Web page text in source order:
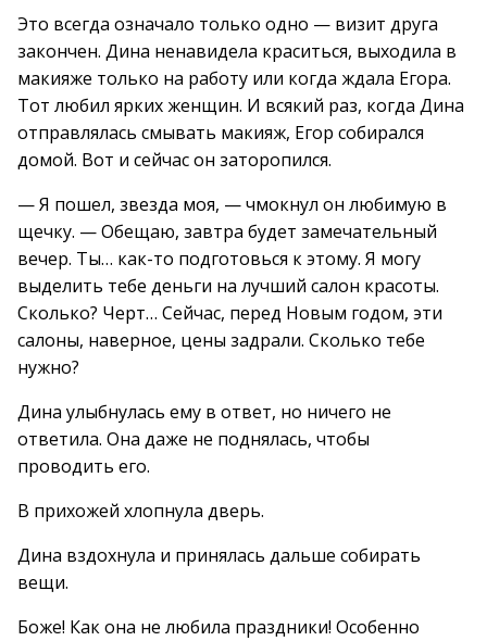
Это всегда означало только одно — визит друга
закончен. Дина ненавидела краситься, выходила в
макияже только на работу или когда ждала Егора.
Тот любил ярких женщин. И всякий раз, когда Дина
отправлялась смывать макияж, Егор собирался
домой. Вот и сейчас он заторопился.
— Я пошел, звезда моя, — чмокнул он любимую в
щечку. — Обещаю, завтра будет замечательный
вечер. Ты… как-то подготовься к этому. Я могу
выделить тебе деньги на лучший салон красоты.
Сколько? Черт… Сейчас, перед Новым годом, эти
салоны, наверное, цены задрали. Сколько тебе
нужно?
Дина улыбнулась ему в ответ, но ничего не
ответила. Она даже не поднялась, чтобы
проводить его.
В прихожей хлопнула дверь.
Дина вздохнула и принялась дальше собирать
вещи.
Боже! Как она не любила праздники! Особенно